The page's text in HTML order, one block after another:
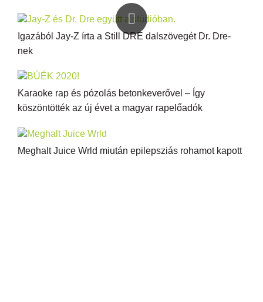
Igazából Jay-Z írta a Still DRE dalszövegét Dr. Dre-
nek
Karaoke rap és pózolás betonkeverővel – Így
köszöntötték az új évet a magyar rapelőadók
Meghalt Juice Wrld miután epilepsziás rohamot kapott